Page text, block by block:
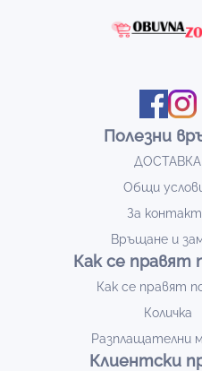
Полезни
ДОСТАВКА
Общи
За
Връщане и
Как се правят
Как се правят
Количка
Разплащателни
Клиентски